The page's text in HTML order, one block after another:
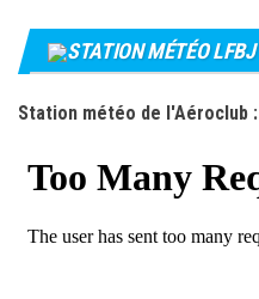
STATION MÉTÉO LFBJ
Station météo de l'Aéroclub :